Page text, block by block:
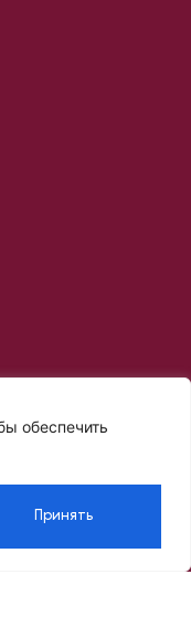
обеспечить
Принять